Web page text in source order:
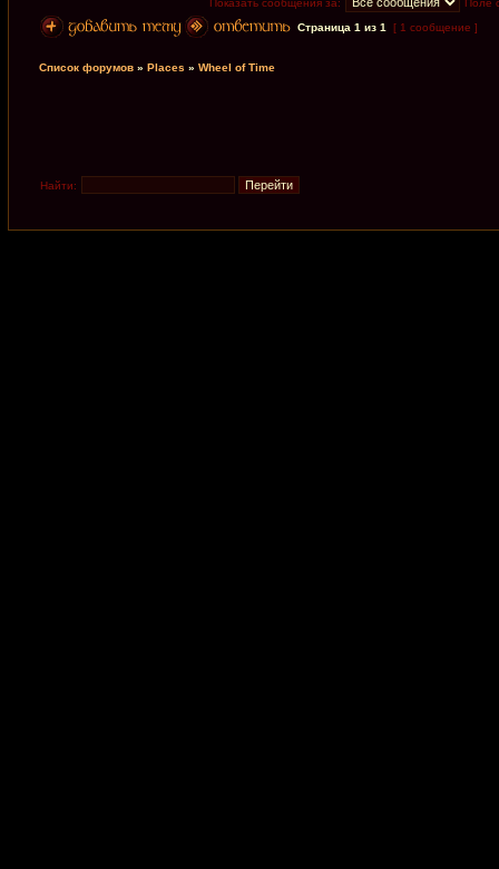
Показать сообщения за:
Поле
Страница 1 из 1 [ 1 сообщение ]
Список форумов » Places » Wheel of Time
Найти: